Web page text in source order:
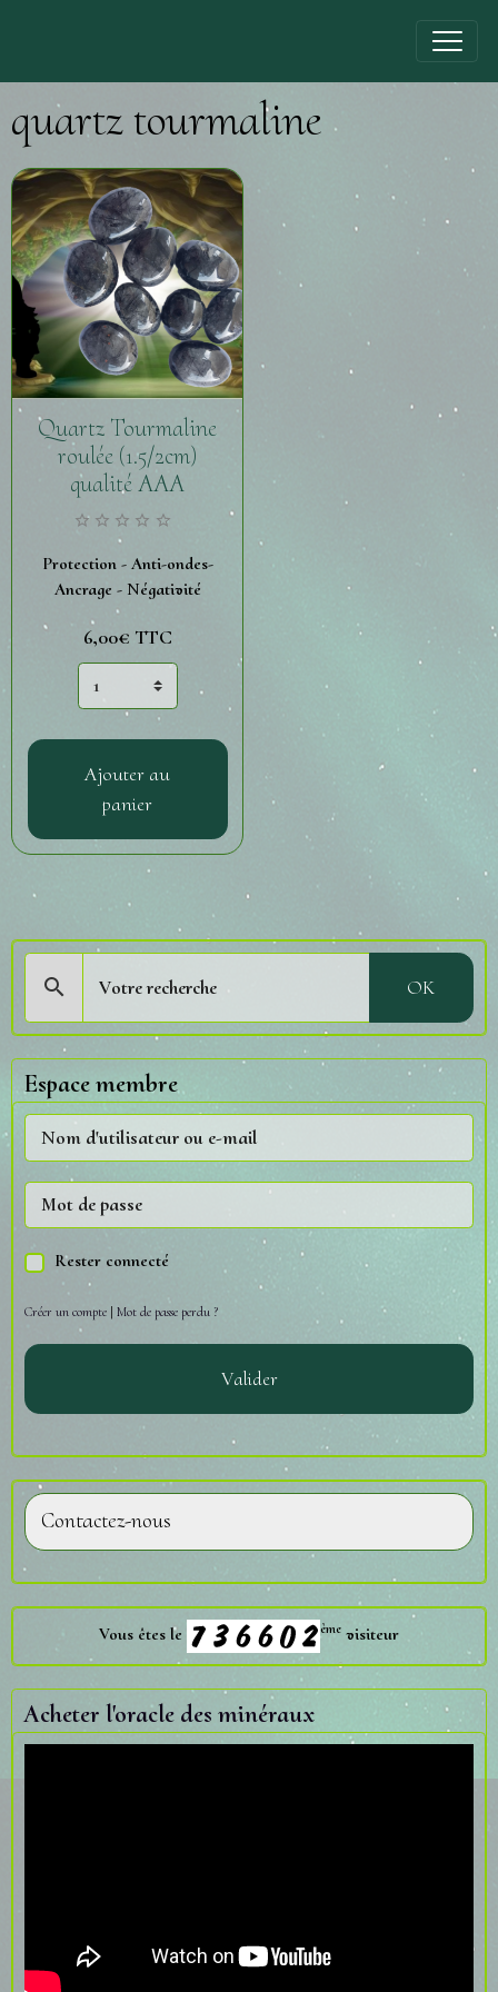
quartz tourmaline
Quartz Tourmaline
roulée (1.5/2cm)
qualité AAA
Protection - Anti-ondes-
Ancrage - Négativité
6,00€ TTC
Ajouter au
panier
OK
Espace membre
Rester connecté
Créer un compte | Mot de passe perdu ?
Valider
Contactez-nous
Vous êtes le ème visiteur
Acheter l'oracle des minéraux